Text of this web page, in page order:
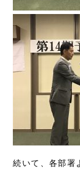
続いて、各部署